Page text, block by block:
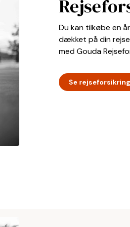
Du kan tilkøbe en
dækket på din
med Gouda
Se